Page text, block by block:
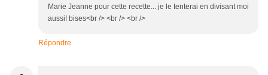
Marie Jeanne pour cette recette... je le tenterai en divisant moi
aussi! bises<br /> <br /> <br />
Répondre